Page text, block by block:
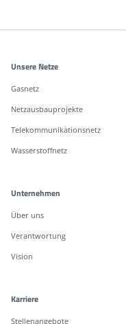
Weitere Informationen
Unsere Netze
Gasnetz
Netzausbauprojekte
Telekommunikationsnetz
Wasserstoffnetz
Unternehmen
Über uns
Verantwortung
Vision
Karriere
Stellenangebote